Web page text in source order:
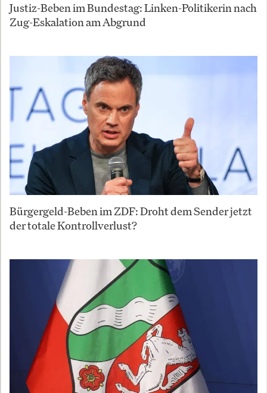
Justiz-Beben im Bundestag: Linken-Politikerin nach
Zug-Eskalation am Abgrund
Bürgergeld-Beben im ZDF: Droht dem Sender jetzt
der totale Kontrollverlust?